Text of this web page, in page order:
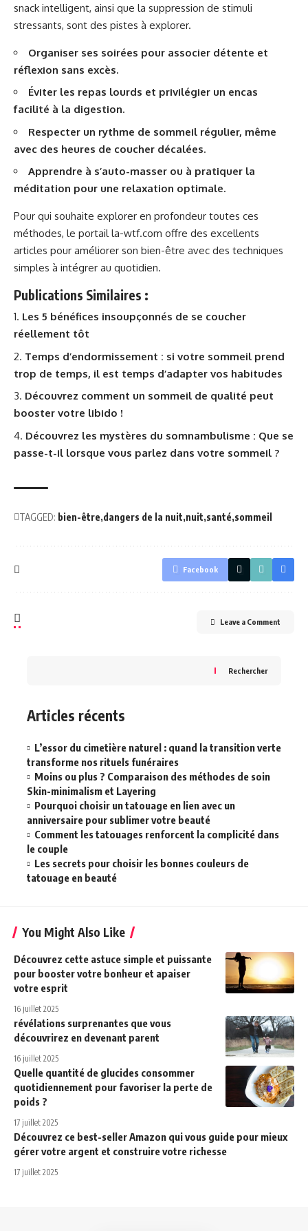
snack intelligent, ainsi que la suppression de stimuli
stressants, sont des pistes à explorer.
Organiser ses soirées pour associer détente et
réflexion sans excès.
Éviter les repas lourds et privilégier un encas
facilité à la digestion.
Respecter un rythme de sommeil régulier, même
avec des heures de coucher décalées.
Apprendre à s’auto-masser ou à pratiquer la
méditation pour une relaxation optimale.
Pour qui souhaite explorer en profondeur toutes ces
méthodes, le portailla-wtf.com offre des excellents
articles pour améliorer son bien-être avec des techniques
simples à intégrer au quotidien.
Publications Similaires :
Les 5 bénéfices insoupçonnés de se coucher
réellement tôt
Temps d’endormissement : si votre sommeil prend
trop de temps, il est temps d’adapter vos habitudes
Découvrez comment un sommeil de qualité peut
booster votre libido !
Découvrez les mystères du somnambulisme : Que se
passe-t-il lorsque vous parlez dans votre sommeil ?
TAGGED: bien-être dangers de la nuit nuit santé sommeil
Facebook
Leave a Comment
Rechercher
Articles récents
L’essor du cimetière naturel : quand la transition verte
transforme nos rituels funéraires
Moins ou plus ? Comparaison des méthodes de soin
Skin-minimalism et Layering
Pourquoi choisir un tatouage en lien avec un
anniversaire pour sublimer votre beauté
Comment les tatouages renforcent la complicité dans
le couple
Les secrets pour choisir les bonnes couleurs de
tatouage en beauté
You Might Also Like
Découvrez cette astuce simple et puissante
pour booster votre bonheur et apaiser
votre esprit
16 juillet 2025
révélations surprenantes que vous
découvrirez en devenant parent
16 juillet 2025
Quelle quantité de glucides consommer
quotidiennement pour favoriser la perte de
poids ?
17 juillet 2025
Découvrez ce best-seller Amazon qui vous guide pour mieux
gérer votre argent et construire votre richesse
17 juillet 2025